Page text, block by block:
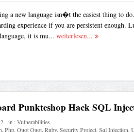
a new language isn�t the easiest thing to
experience if you are persistent enough.
it is mu... weiterlesen...
Punkteshop Hack SQL
in :Vulnerabilities
,Php,Quot Quot,Ruby,Security Project,Sql Injection,